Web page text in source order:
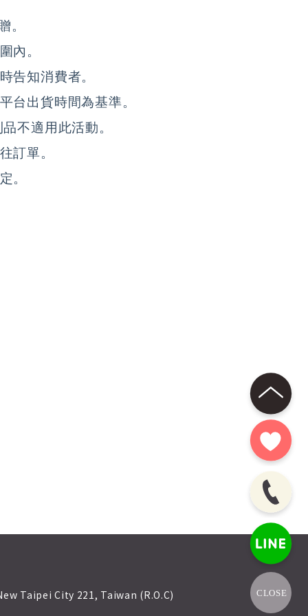
。
內。
告知消費者。
台出貨時間為基準。
不適用此活動。
訂單。
。
Taipei City 221, Taiwan (R.O.C)